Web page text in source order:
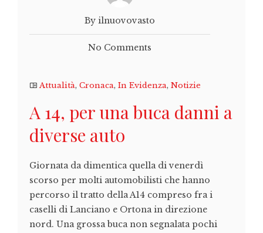
By ilnuovovasto
No Comments
Attualità, Cronaca, In Evidenza, Notizie
A 14, per una buca danni a
diverse auto
Giornata da dimentica quella di venerdì
scorso per molti automobilisti che hanno
percorso il tratto della A14 compreso fra i
caselli di Lanciano e Ortona in direzione
nord. Una grossa buca non segnalata pochi